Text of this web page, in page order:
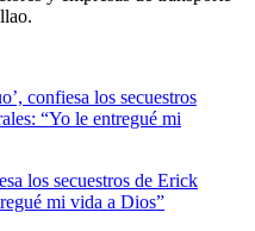
los secuestros de Erick
mi vida a Dios”